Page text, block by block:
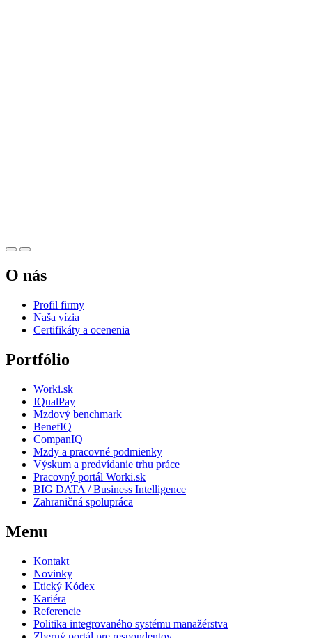
O nás
Profil firmy
Naša vízia
Certifikáty a ocenenia
Portfólio
Worki.sk
IQualPay
Mzdový benchmark
BenefIQ
CompanIQ
Mzdy a pracovné podmienky
Výskum a predvídanie trhu práce
Pracovný portál Worki.sk
BIG DATA / Business Intelligence
Zahraničná spolupráca
Menu
Kontakt
Novinky
Etický Kódex
Kariéra
Referencie
Politika integrovaného systému manažérstva